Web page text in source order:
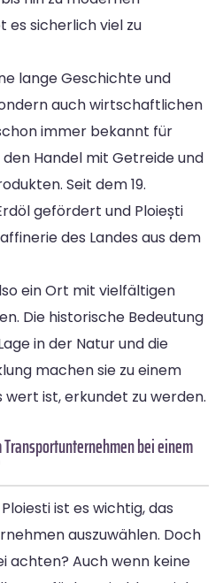
es sicherlich viel zu
lange Geschichte und
auch wirtschaftlichen
immer bekannt für
Handel mit Getreide und
Seit dem 19.
gefördert und Ploiești
des Landes aus dem
ein Ort mit vielfältigen
Die historische Bedeutung
in der Natur und die
machen sie zu einem
ist, erkundet zu werden.
bei einem
ist es wichtig, das
auszuwählen. Doch
achten? Auch wenn keine